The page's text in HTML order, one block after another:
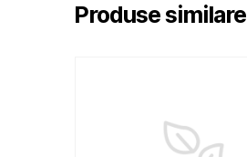
Produse similare